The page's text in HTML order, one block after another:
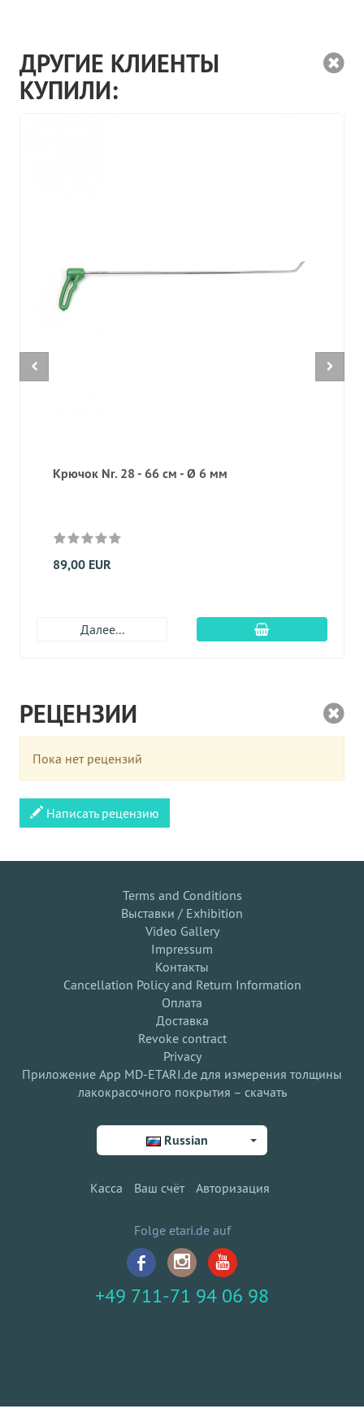
ДРУГИЕ КЛИЕНТЫ
КУПИЛИ:
Крючок Nr. 28 - 66 см - Ø 6 мм
89,00 EUR
Далее... Добавить в
РЕЦЕНЗИИ
Пока нет рецензий
Написать рецензию
Terms and Conditions
Выставки / Exhibition
Video Gallery
Impressum
Контакты
Cancellation Policy and Return Information
Оплата
Доставка
Revoke contract
Privacy
Приложение App MD-ETARI.de для измерения толщины
лакокрасочного покрытия – скачать
Russian
Касса Ваш счёт Авторизация
Folge etari.de auf
+49 711-71 94 06 98